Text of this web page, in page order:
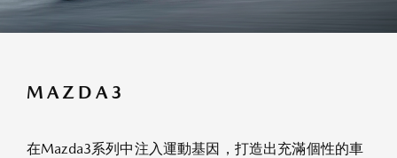
MAZDA3
在Mazda3系列中注入運動基因，打造出充滿個性的車